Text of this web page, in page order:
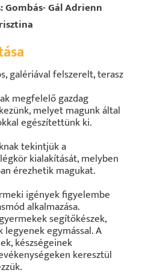
Gombás- Gál Adrienn
galériával felszerelt, terasz
megfelelő gazdag
melyet magunk által
egészítettünk ki.
tekintjük a
kialakítását, melyben
érezhetik magukat.
igények figyelembe
alkalmazása.
segítőkészek,
egymással. A
készségeinek
keresztül